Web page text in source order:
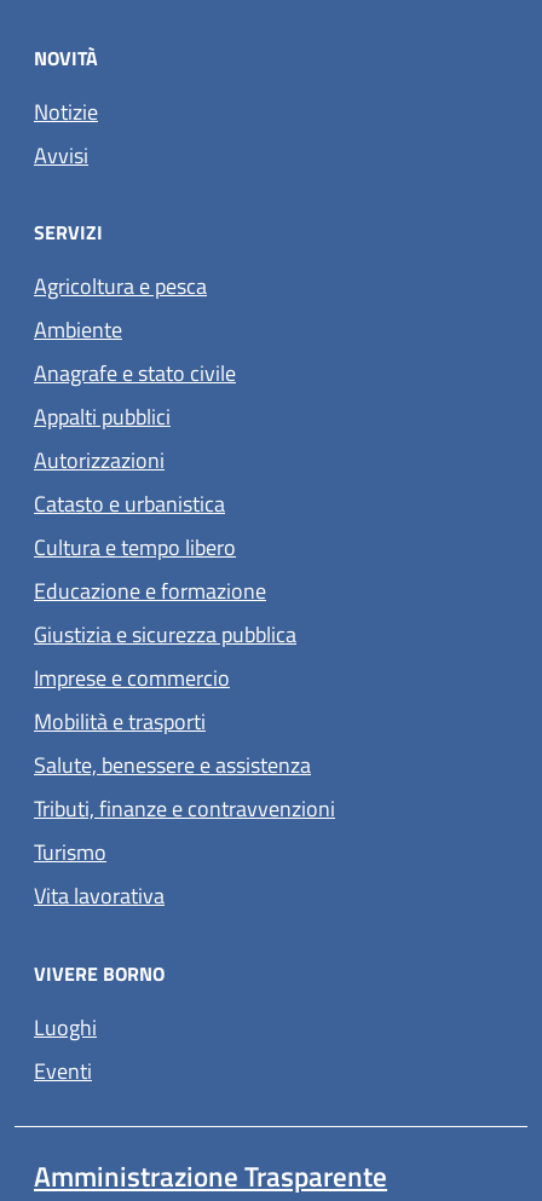
NOVITÀ
Notizie
Avvisi
SERVIZI
Agricoltura e pesca
Ambiente
Anagrafe e stato civile
Appalti pubblici
Autorizzazioni
Catasto e urbanistica
Cultura e tempo libero
Educazione e formazione
Giustizia e sicurezza pubblica
Imprese e commercio
Mobilità e trasporti
Salute, benessere e assistenza
Tributi, finanze e contravvenzioni
Turismo
Vita lavorativa
VIVERE BORNO
Luoghi
Eventi
Amministrazione Trasparente